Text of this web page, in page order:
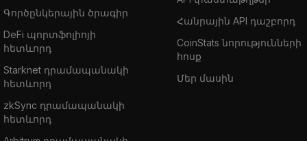
Գործընկերային ծրագիր
DeFi պորտֆոլիոյի
հետևորդ
Starknet դրամապանակի
հետևորդ
zkSync դրամապանակի
հետևորդ
Հանրային API դաշբորդ
CoinStats նորությունների
հոսք
Մեր մասին